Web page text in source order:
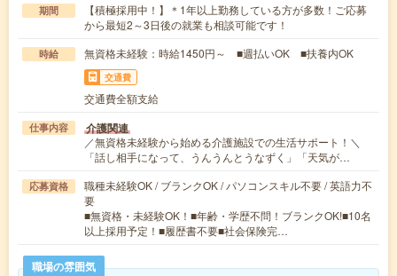
期間
【積極採用中！】＊1年以上勤務している方が多数！ご応募
から最短2～3日後の就業も相談可能です！
時給 無資格未経験：時給1450円～ ■週払いOK ■扶養内OK
交通費
交通費全額支給
仕事内容 介護関連
／無資格未経験から始める介護施設での生活サポート！＼
「話し相手になって、うんうんとうなずく」「天気が…
応募資格
職種未経験OK / ブランクOK / パソコンスキル不要 / 英語力不
要
■無資格・未経験OK！■年齢・学歴不問！ブランクOK!■10名
以上採用予定！■履歴書不要■社会保険完…
職場の雰囲気